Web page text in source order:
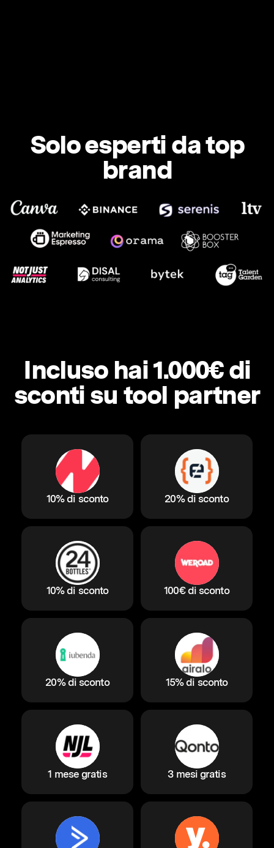
Solo esperti da top
brand
Incluso hai 1.000€ di
sconti su tool partner
10% di sconto 20% di sconto
10% di sconto 100€ di sconto
20% di sconto 15% di sconto
1 mese gratis 3 mesi gratis